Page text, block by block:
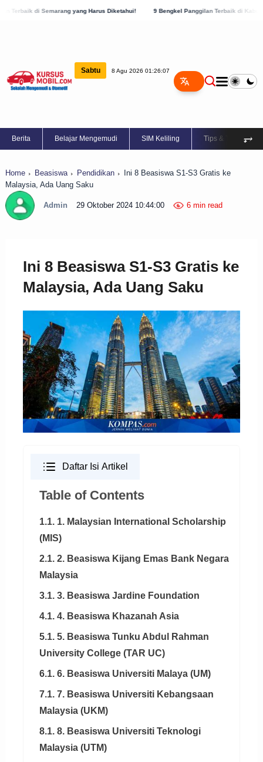
yang Harus Diketahui! 9 Bengkel Panggilan Terbaik di Kabupaten Semarang,
Sabtu 8 Agu 2026 01:26:08
Berita Belajar Mengemudi SIM Keliling Tips & Trik ⥅
Home Beasiswa Pendidikan
Ini 8 Beasiswa S1-S3 Gratis ke
Malaysia, Ada Uang Saku
Admin 29 Oktober 2024 10:44:00 6 min read
Ini 8 Beasiswa S1-S3 Gratis ke
Malaysia, Ada Uang Saku
Daftar Isi Artikel
Table of Contents
1.1. 1. Malaysian International Scholarship
(MIS)
2.1. 2. Beasiswa Kijang Emas Bank Negara
Malaysia
3.1. 3. Beasiswa Jardine Foundation
4.1. 4. Beasiswa Khazanah Asia
5.1. 5. Beasiswa Tunku Abdul Rahman
University College (TAR UC)
6.1. 6. Beasiswa Universiti Malaya (UM)
7.1. 7. Beasiswa Universiti Kebangsaan
Malaysia (UKM)
8.1. 8. Beasiswa Universiti Teknologi
Malaysia (UTM)